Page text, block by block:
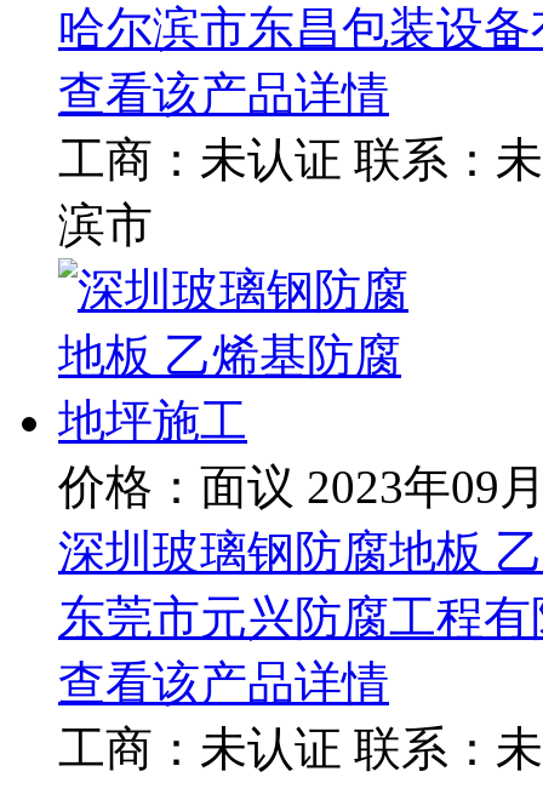
哈尔滨市东昌包装设
查看该产品详情
工商： 未认证 联系：
滨市
价格：面议 2023年09
深圳玻璃钢防腐地板
东莞市元兴防腐工程
查看该产品详情
工商： 未认证 联系：